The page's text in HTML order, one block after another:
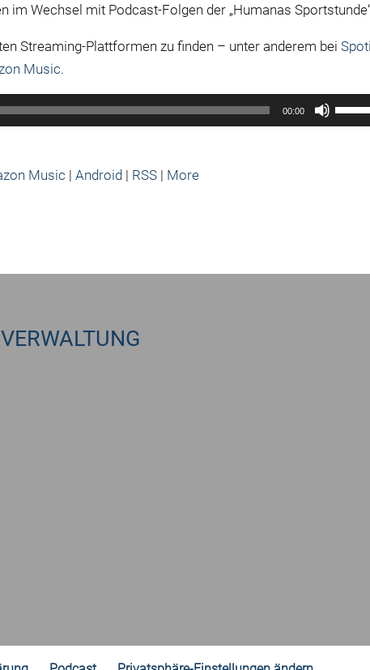
im Wechsel mit Podcast-Folgen der „Humanas
Streaming-Plattformen zu finden – unter anderem bei
Music.
00:00
Hoch/
Music |Android | RSS | More